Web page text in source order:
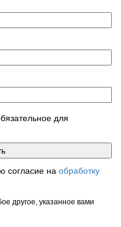
для
согласие на обработку
другое, указанное вами